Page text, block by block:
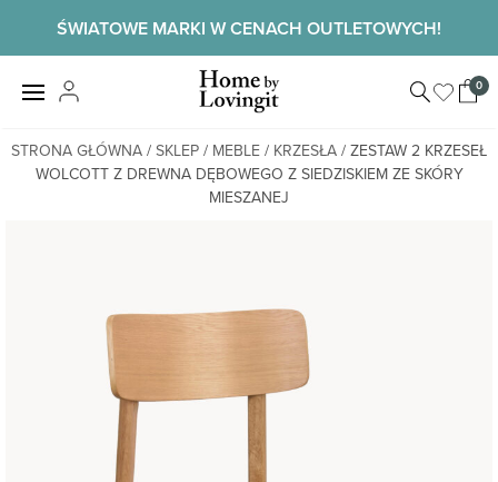
ŚWIATOWE MARKI W CENACH OUTLETOWYCH!
Home by
LovingIt
View
cart
0
STRONA GŁÓWNA / SKLEP / MEBLE / KRZESŁA / ZESTAW 2 KRZESEŁ
WOLCOTT Z DREWNA DĘBOWEGO Z SIEDZISKIEM ZE SKÓRY
MIESZANEJ